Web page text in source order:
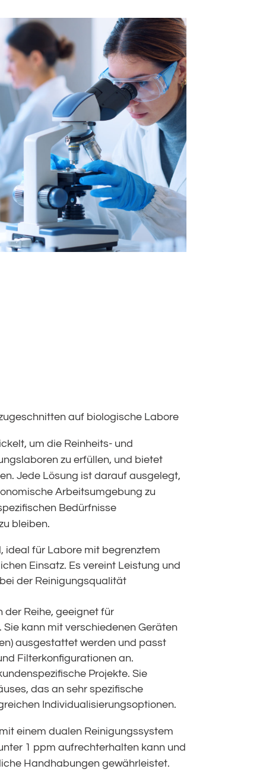
auf biologische Labore
um die Reinheits- und
zu erfüllen, und bietet
Jede Lösung ist darauf ausgelegt,
Arbeitsumgebung zu
Bedürfnisse
bleiben.
ideal für Labore mit begrenztem
Einsatz. Es vereint Leistung und
der Reinigungsqualität
der Reihe, geeignet für
kann mit verschiedenen Geräten
ausgestattet werden und passt
Filterkonfigurationen an.
Projekte. Sie
das an sehr spezifische
Individualisierungsoptionen.
einem dualen Reinigungssystem
1 ppm aufrechterhalten kann und
Handhabungen gewährleistet.